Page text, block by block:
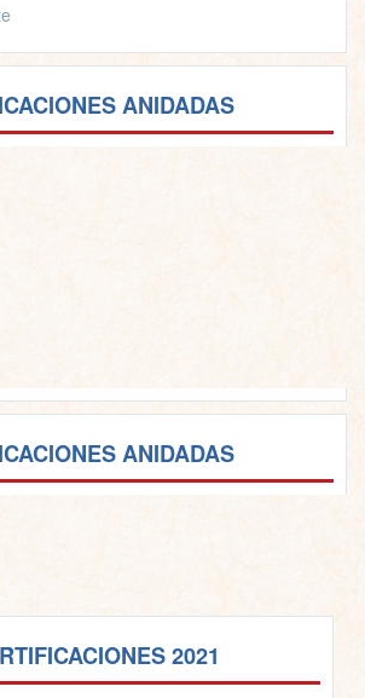
ANIDADAS
ANIDADAS
2021